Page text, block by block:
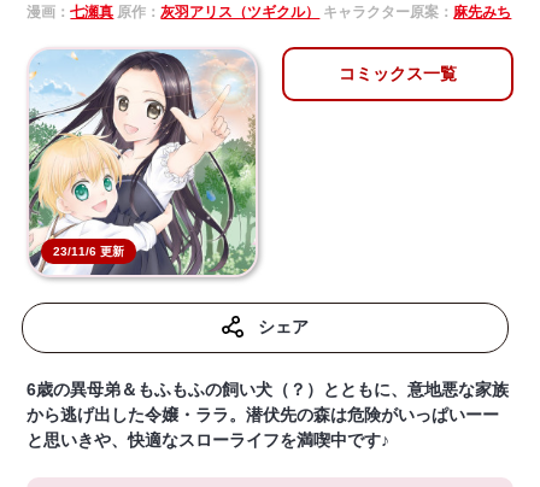
漫画：七瀬真 原作：灰羽アリス（ツギクル） キャラクター原案： 麻先みち
23/11/6 更新
コミックス一覧
シェア
6歳の異母弟＆もふもふの飼い犬（？）とともに、意地悪な家族
から逃げ出した令嬢・ララ。潜伏先の森は危険がいっぱいーー
と思いきや、快適なスローライフを満喫中です♪